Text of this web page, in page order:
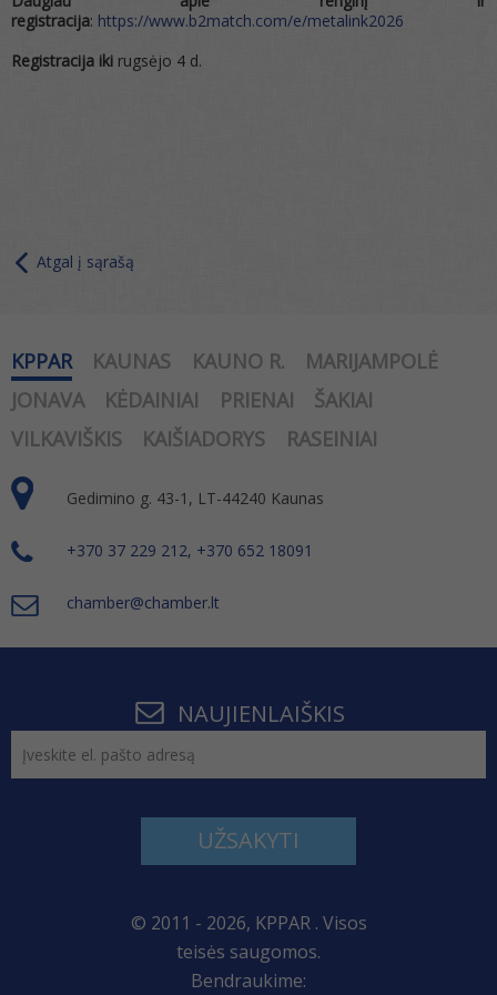
registracija: https://www.b2match.com/e/metalink2026
Registracija iki rugsėjo 4 d.
Atgal į sąrašą
KPPAR KAUNAS KAUNO R.
MARIJAMPOLĖ
JONAVA
KĖDAINIAI PRIENAI
ŠAKIAI
VILKAVIŠKIS
KAIŠIADORYS RASEINIAI
Gedimino g. 43-1, LT-44240 Kaunas
+370 37 229 212, +370 652 18091
chamber@chamber.lt
NAUJIENLAIŠKIS
UŽSAKYTI
© 2011 - 2026, KPPAR . Visos
teisės saugomos.
Bendraukime: